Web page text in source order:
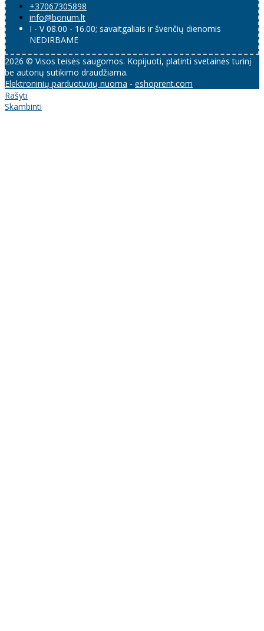
+37067305898
info@bonum.lt
I - V 08.00 - 16.00; savaitgaliais ir švenčių dienomis
NEDIRBAME
2026 © Visos teisės saugomos. Kopijuoti, platinti svetainės turinį
be autorių sutikimo draudžiama.
Elektroninių parduotuvių nuoma - eshoprent.com
Rašyti
Skambinti